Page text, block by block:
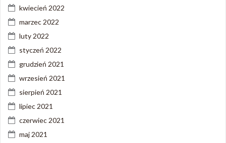
kwiecień 2022
marzec 2022
luty 2022
styczeń 2022
grudzień 2021
wrzesień 2021
sierpień 2021
lipiec 2021
czerwiec 2021
maj 2021